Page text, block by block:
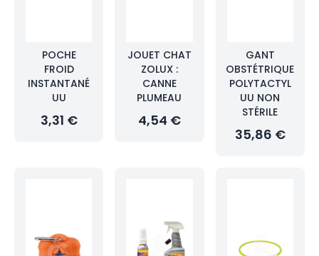
POCHE
FROID
INSTANTANÉ
UU
3,31 €
JOUET CHAT
ZOLUX :
CANNE
PLUMEAU
4,54 €
GANT
OBSTÉTRIQUE
POLYTACTYL
UU NON
STÉRILE
35,86 €